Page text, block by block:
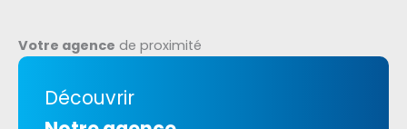
Votre agence de proximité
Découvrir